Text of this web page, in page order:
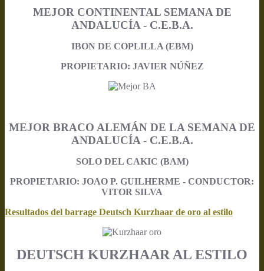
MEJOR CONTINENTAL SEMANA DE
ANDALUCÍA - C.E.B.A.
IBON DE COPLILLA (EBM)
PROPIETARIO: JAVIER NÚÑEZ
MEJOR BRACO ALEMÁN DE LA SEMANA DE
ANDALUCÍA - C.E.B.A.
SOLO DEL CAKIC (BAM)
PROPIETARIO: JOAO P. GUILHERME - CONDUCTOR:
VITOR SILVA
Resultados del barrage Deutsch Kurzhaar de oro al estilo
DEUTSCH KURZHAAR AL ESTILO